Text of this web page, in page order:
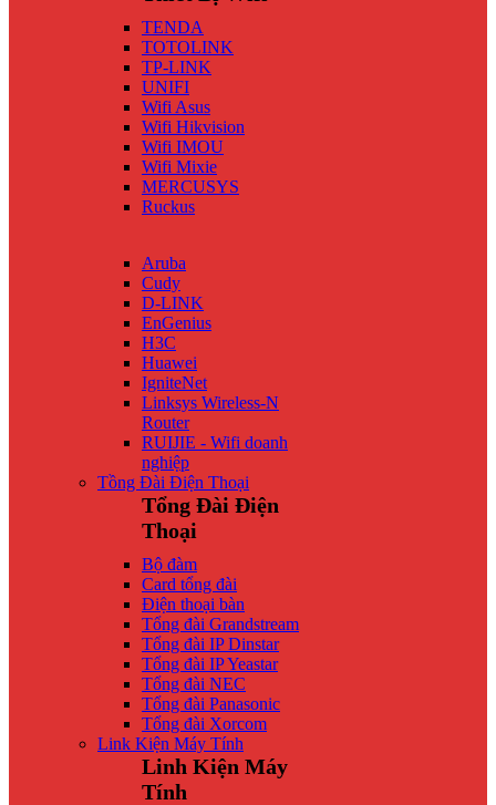
TENDA
TOTOLINK
TP-LINK
UNIFI
Wifi Asus
Wifi Hikvision
Wifi IMOU
Wifi Mixie
MERCUSYS
Ruckus
Aruba
Cudy
D-LINK
EnGenius
H3C
Huawei
IgniteNet
Linksys Wireless-N
Router
RUIJIE - Wifi doanh
nghiệp
Tồng Đài Điện Thoại
Tổng Đài Điện
Thoại
Bộ đàm
Card tổng đài
Điện thoại bàn
Tổng đài Grandstream
Tổng đài IP Dinstar
Tổng đài IP Yeastar
Tổng đài NEC
Tổng đài Panasonic
Tổng đài Xorcom
Link Kiện Máy Tính
Linh Kiện Máy
Tính